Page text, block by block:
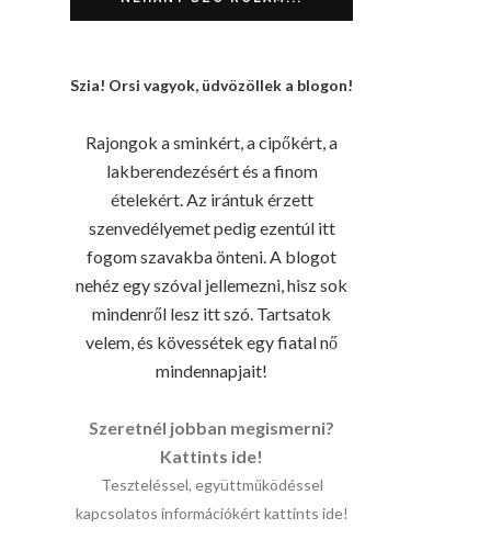
Szia! Orsi vagyok, üdvözöllek a blogon!
Rajongok a sminkért, a cipőkért, a
lakberendezésért és a finom
ételekért. Az irántuk érzett
szenvedélyemet pedig ezentúl itt
fogom szavakba önteni. A blogot
nehéz egy szóval jellemezni, hisz sok
mindenről lesz itt szó. Tartsatok
velem, és kövessétek egy fiatal nő
mindennapjait!
Szeretnél jobban megismerni?
Kattints ide!
Teszteléssel, együttműködéssel
kapcsolatos információkért kattints ide!